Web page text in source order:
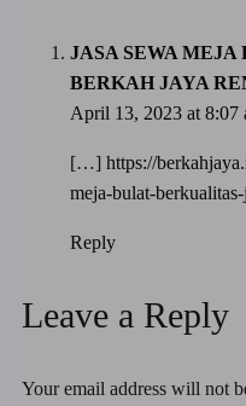
JASA SEWA
BERKAH JAYA
April 13, 2023 at 8:07
[…] https://
meja-bulat-
Reply
Leave a Reply
Your email address will not